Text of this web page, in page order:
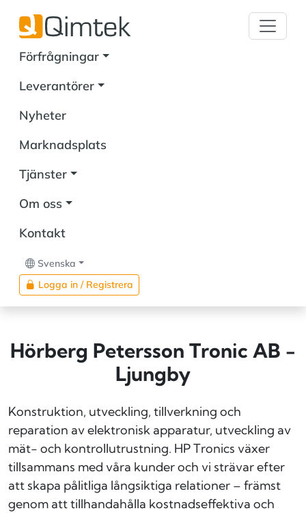
Förfrågningar
Leverantörer
Nyheter
Marknadsplats
Tjänster
Om oss
Kontakt
Svenska
Logga in / Registrera
Hörberg Petersson Tronic AB -
Ljungby
Konstruktion, utveckling, tillverkning och
reparation av elektronisk apparatur, utveckling av
mät- och kontrollutrustning. HP Tronics växer
tillsammans med våra kunder och vi strävar efter
att skapa pålitliga långsiktiga relationer – främst
genom att tillhandahålla kostnadseffektiva och